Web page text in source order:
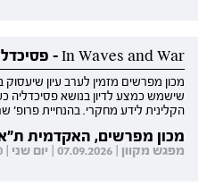
In Waves and War - פסיכדליה כערוץ ריפוי לטראומה
שישמש כמצע לדיון בנושא פסיכדליה
הקלינית לידע מחקרי. בהנחיית פרופ'
מכון מפרשים, האקדמית ת"א
מפגש מקוון | 07.09.2026 | יום שני | 20:00-21:30